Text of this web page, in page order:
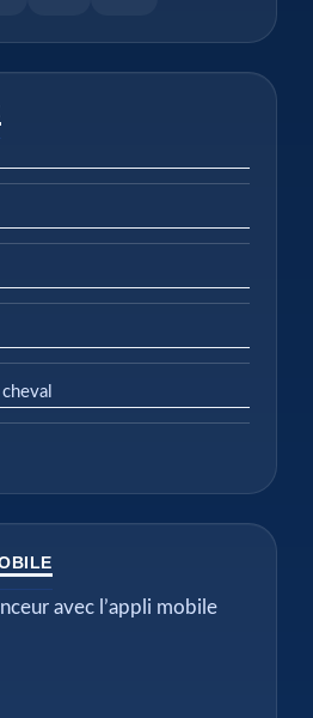
avec l’appli mobile